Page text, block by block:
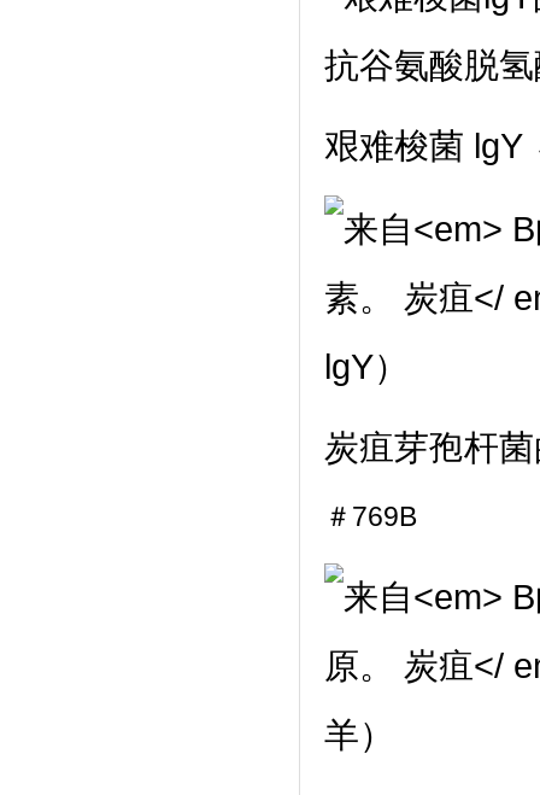
艰难梭菌 lgY
炭疽芽孢杆
＃769B